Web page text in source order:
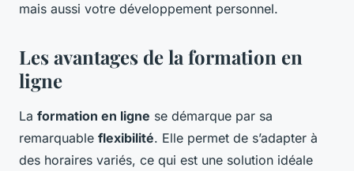
mais aussi votre développement personnel.
Les avantages de la formation en
ligne
La formation en ligne se démarque par sa
remarquable flexibilité. Elle permet de s’adapter à
des horaires variés, ce qui est une solution idéale